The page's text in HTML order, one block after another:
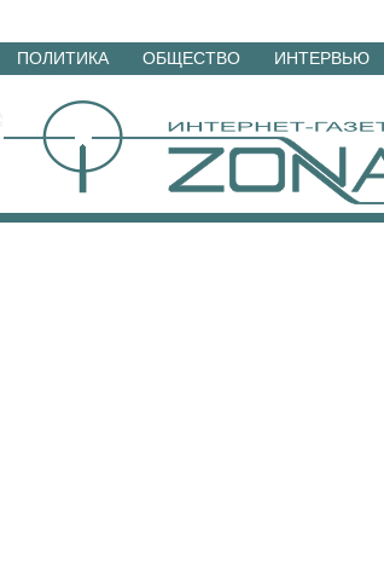
Перейти
материалам
ПОЛИТИКА ОБЩЕСТВО ИНТЕРВЬЮ